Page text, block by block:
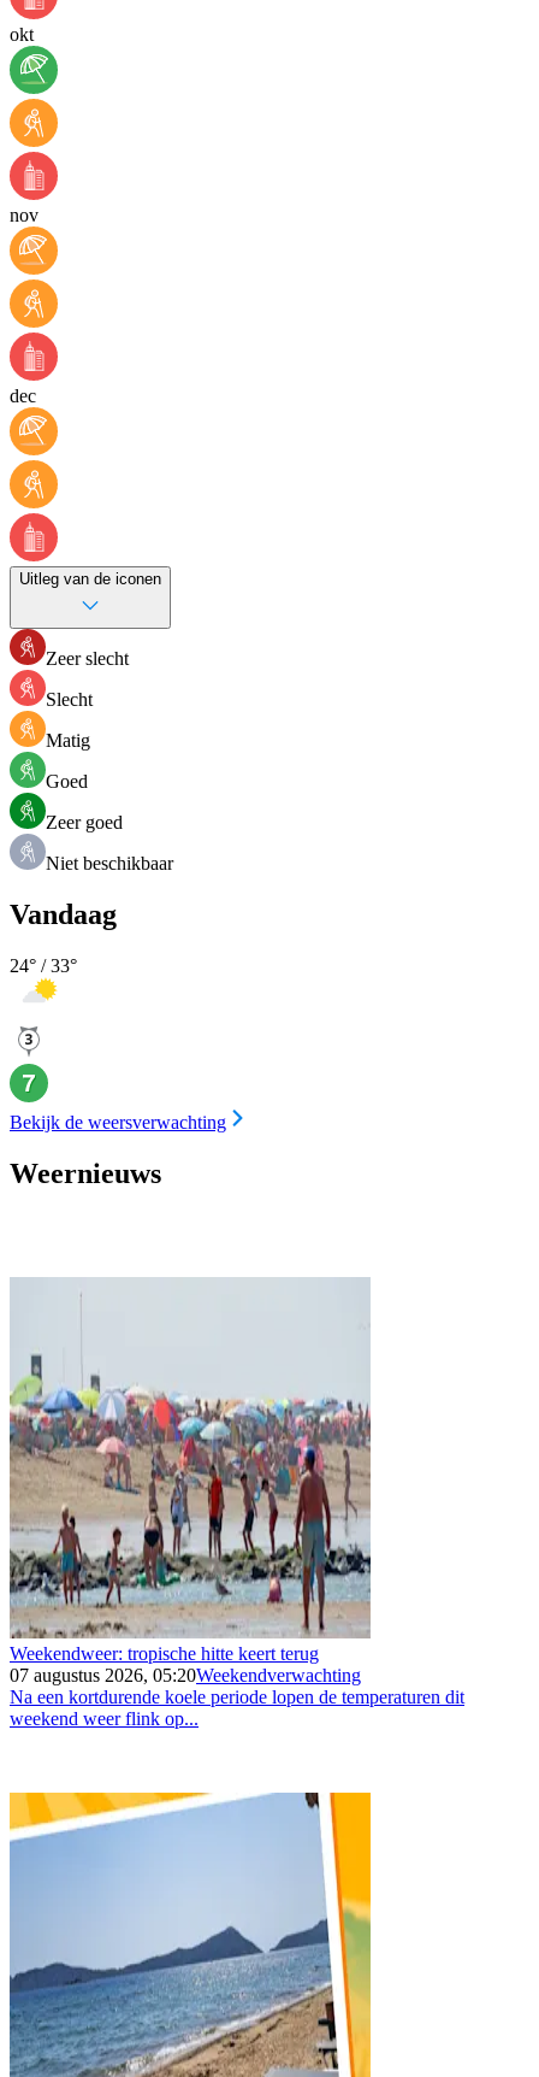
okt
nov
dec
Uitleg van de iconen
Zeer slecht
Slecht
Matig
Goed
Zeer goed
Niet beschikbaar
Vandaag
24° /33°
Bekijk de weersverwachting
Weernieuws
Weekendweer: tropische hitte keert terug
07 augustus 2026, 05:20Weekendverwachting
Na een kortdurende koele periode lopen de temperaturen dit
weekend weer flink op...